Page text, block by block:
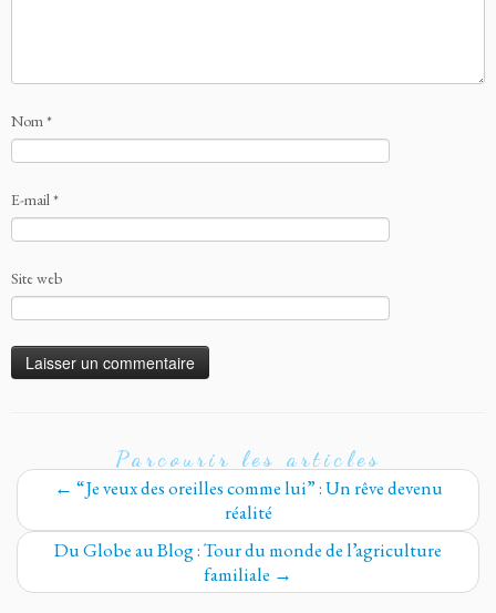
Nom*
E-mail*
Site web
Parcourir les articles
← “Je veux des oreilles comme lui” : Un rêve devenu
réalité
Du Globe au Blog : Tour du monde de l’agriculture
familiale →